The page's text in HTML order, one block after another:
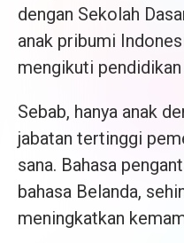
dengan Sekolah
anak pribumi
mengikuti pendidikan
Sebab, hanya anak
jabatan tertinggi
sana. Bahasa
bahasa Belanda,
meningkatkan